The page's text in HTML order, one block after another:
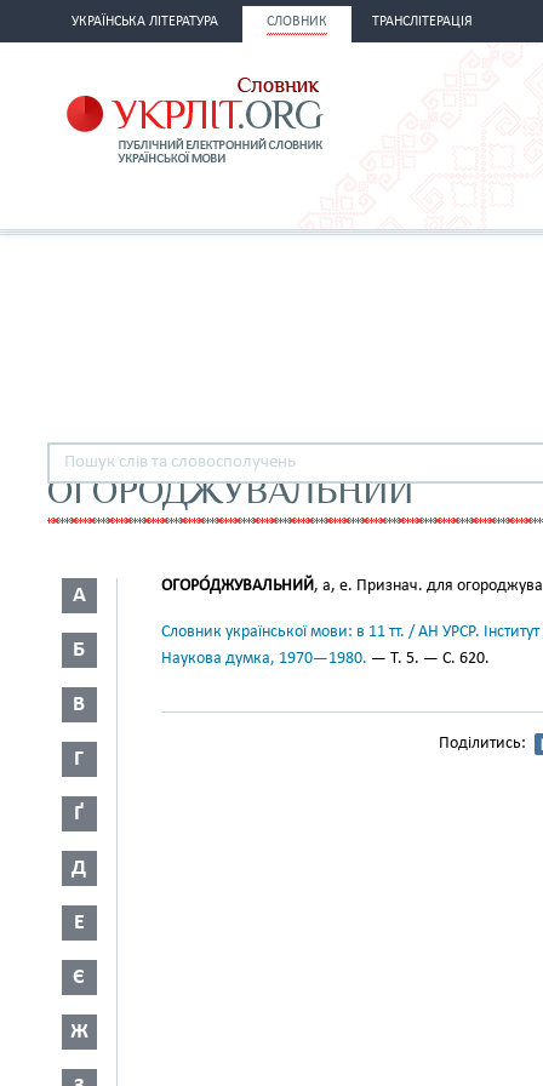
УКРАЇНСЬКА ЛІТЕРАТУРА СЛОВНИК ТРАНСЛІТЕРАЦІЯ
ОГОРОДЖУВАЛЬНИЙ
А
Б
В
Г
Ґ
Д
Е
Є
Ж
ОГОРО́ДЖУВАЛЬНИЙ, а, е. Признач. для
Словник української мови: в 11 тт. / АН УРСР.
Наукова думка, 1970—1980. — Т. 5. — С. 620.
Поділитись: